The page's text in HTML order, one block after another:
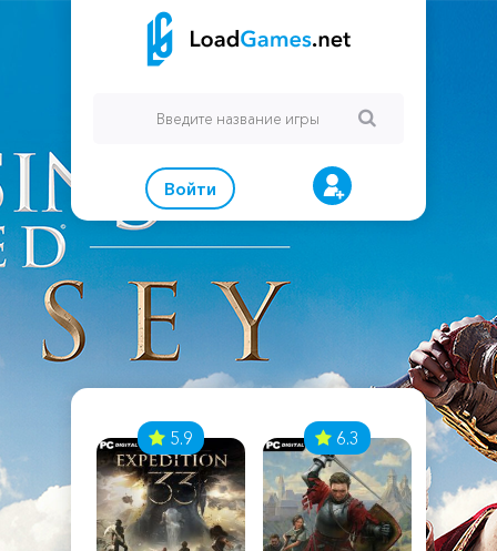
Войти
5.9 6.3